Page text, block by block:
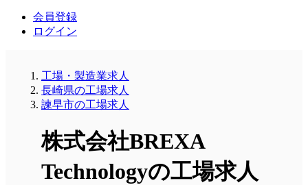
会員登録
ログイン
工場・製造業求人
長崎県の工場求人
諫早市の工場求人
株式会社BREXA
Technologyの工場求人